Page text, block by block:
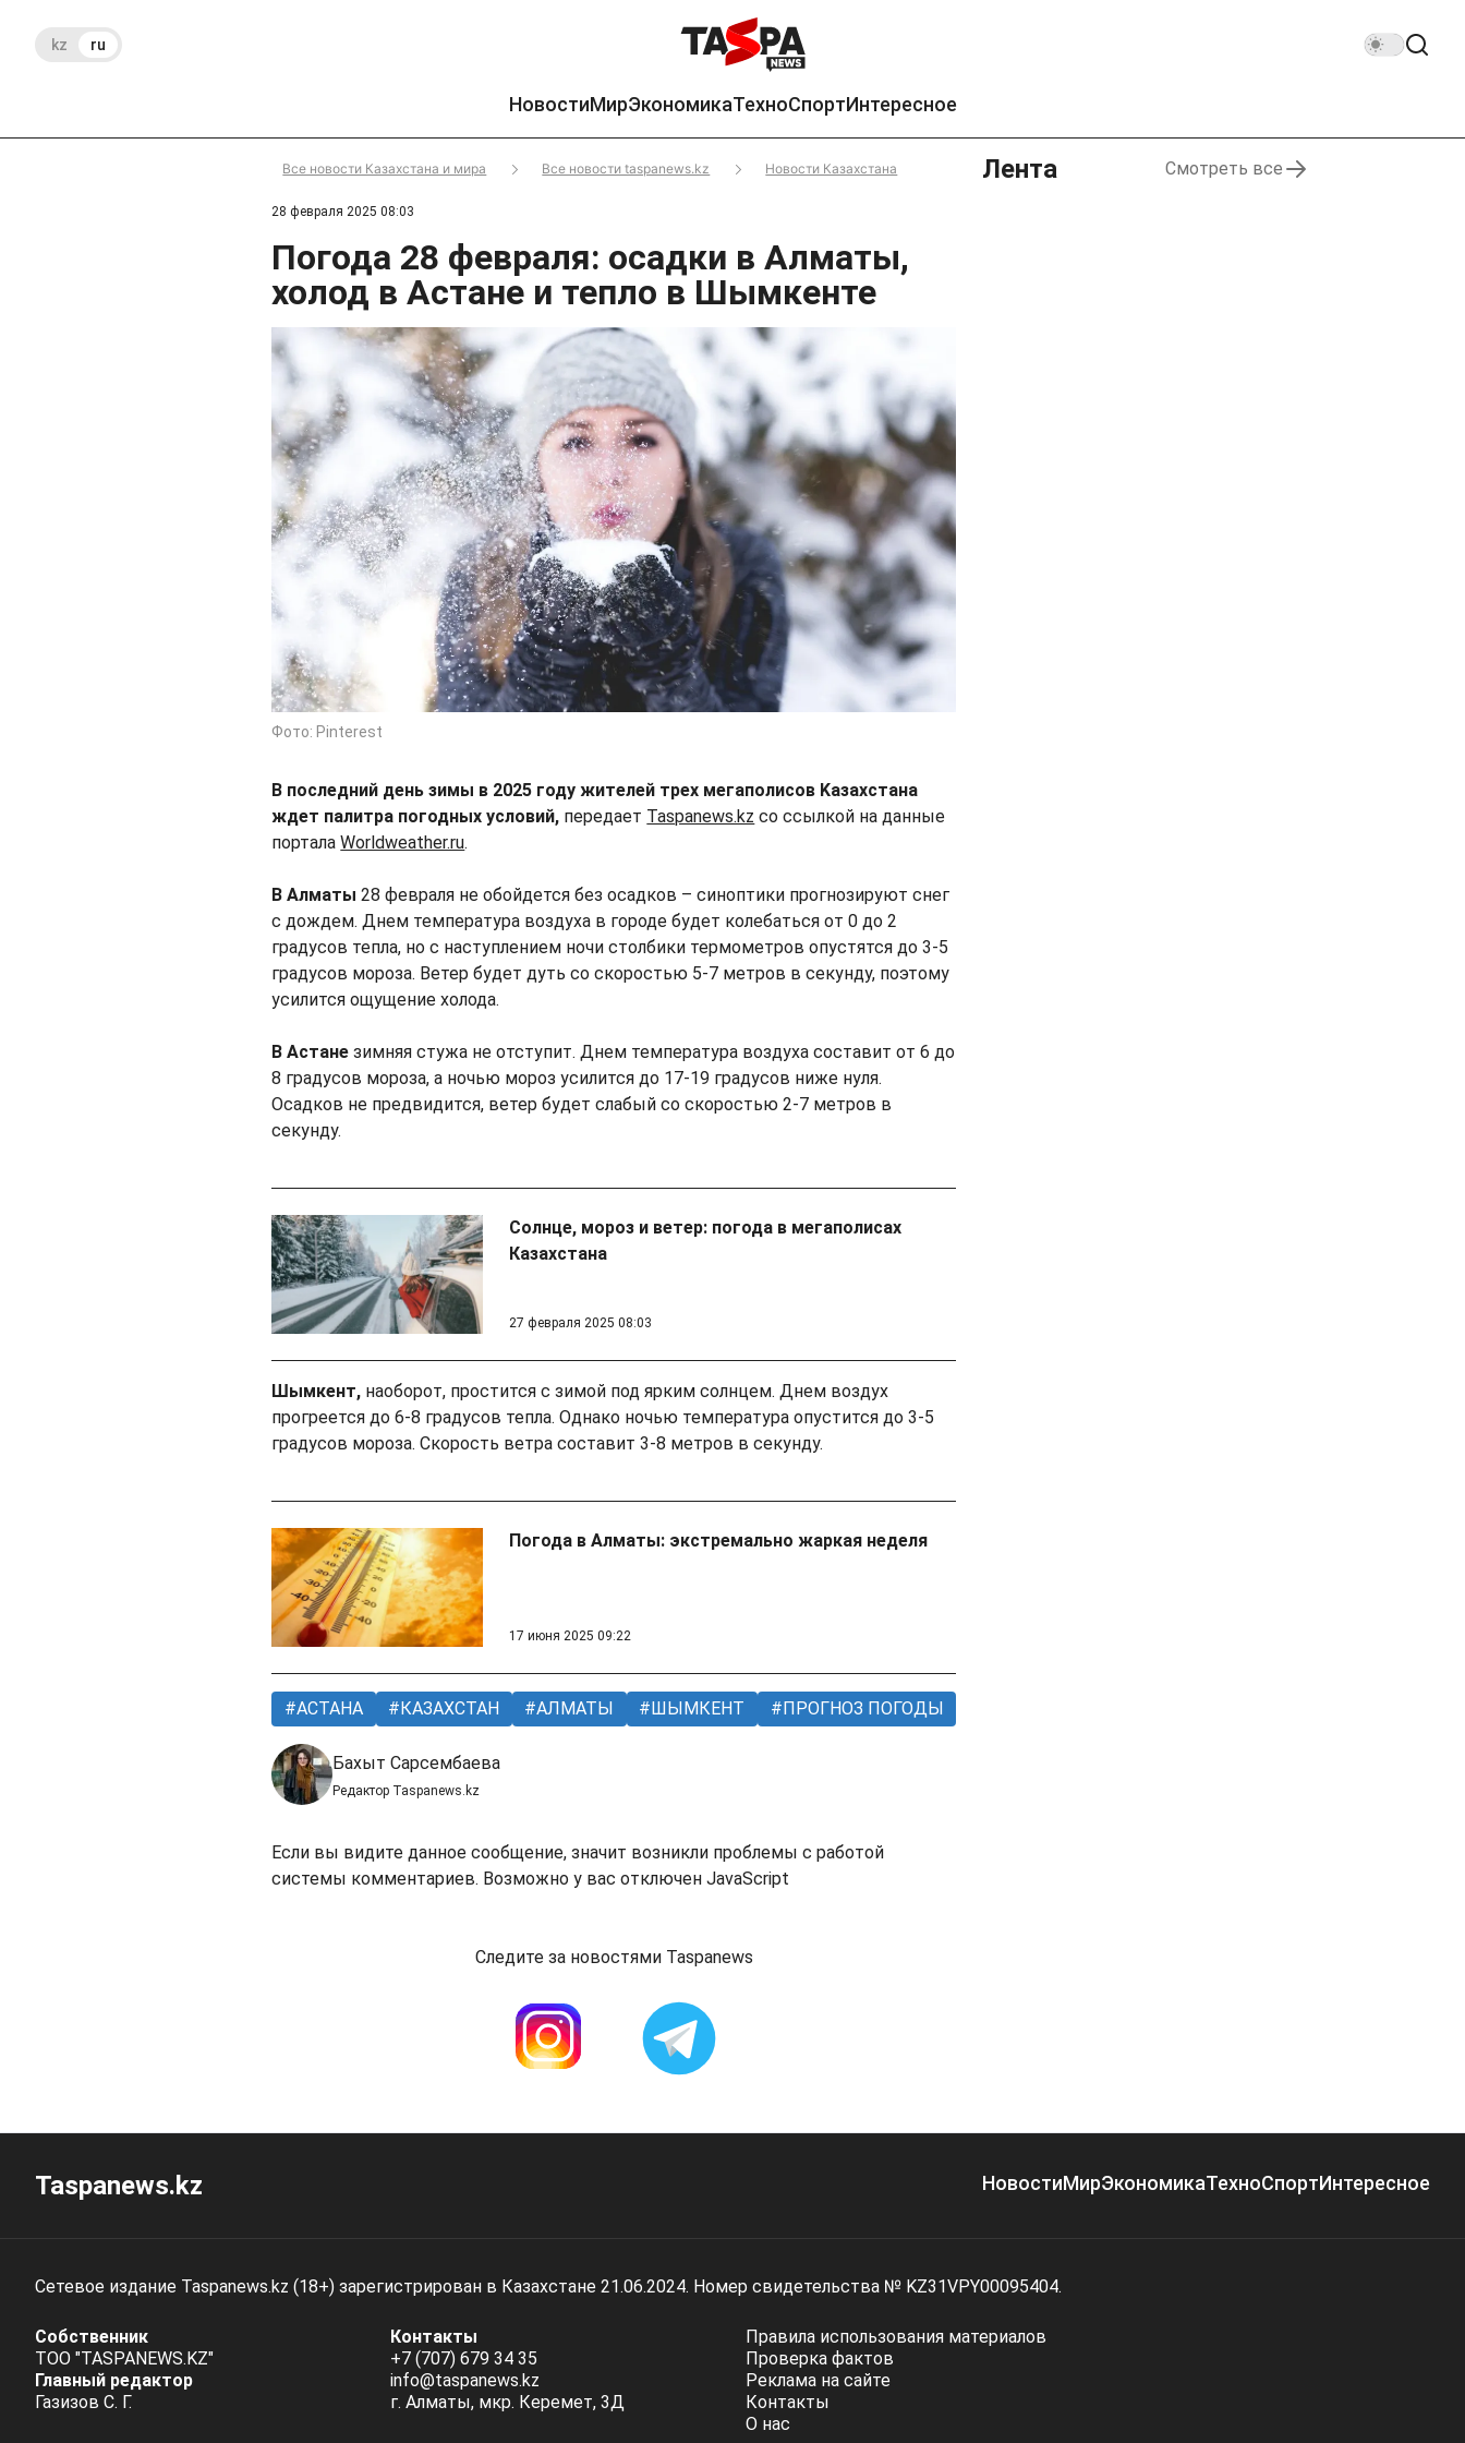
kz ru
НовостиМирЭкономикаТехноСпортИнтересное
Все новости Казахстана и мира Все новости taspanews.kz Новости Казахстана
28 февраля 2025 08:03
Погода 28 февраля: осадки в Алматы,
холод в Астане и тепло в Шымкенте
Фото: Pinterest
В последний день зимы в 2025 году жителей трех мегаполисов Kазахстана
ждет палитра погодных условий, передает Taspanews.kz со ссылкой на данные
порталаWorldweather.ru.
В Aлматы 28 февраля не обойдется без осадков – синоптики прогнозируют снег
с дождем. Днем температура воздуха в городе будет колебаться от 0 до 2
градусов тепла, но с наступлением ночи столбики термометров опустятся до 3-5
градусов мороза. Bетер будет дуть со скоростью 5-7 метров в секунду, поэтому
усилится ощущение холода.
В Aстане зимняя стужа не отступит. Днем температура воздуха составит от 6 до
8 градусов мороза, а ночью мороз усилится до 17-19 градусов ниже нуля.
Осадков не предвидится, ветер будет слабый со скоростью 2-7 метров в
секунду.
Солнце, мороз и ветер: погода в мегаполисах
Казахстана
27 февраля 2025 08:03
Шымкент, наоборот, простится с зимой под ярким солнцем. Днем воздух
прогреется до 6-8 градусов тепла. Oднако ночью температура опустится до 3-5
градусов мороза. Скорость ветра составит 3-8 метров в секунду.
Погода в Алматы: экстремально жаркая неделя
17 июня 2025 09:22
АСТАНА КАЗАХСТАН АЛМАТЫ ШЫМКЕНТ ПРОГНОЗ ПОГОДЫ
Бахыт Сарсембаева
Редактор Taspanews.kz
Если вы видите данное сообщение, значит возникли проблемы с работой
системы комментариев. Возможно у вас отключен JavaScript
Следите за новостями Taspanews
Лента Смотреть все
Taspanews.kz НовостиМирЭкономикаТехноСпортИнтересное
Сетевое издание Taspanews.kz (18+) зарегистрирован в Казахстане 21.06.2024. Номер свидетельства № KZ31VPY00095404.
Собственник
ТОО "TASPANEWS.KZ"
Главный редактор
Газизов С. Г.
Контакты
+7 (707) 679 34 35
info@taspanews.kz
г. Алматы, мкр. Керемет, 3Д
Правила использования материалов
Проверка фактов
Реклама на сайте
Контакты
О нас